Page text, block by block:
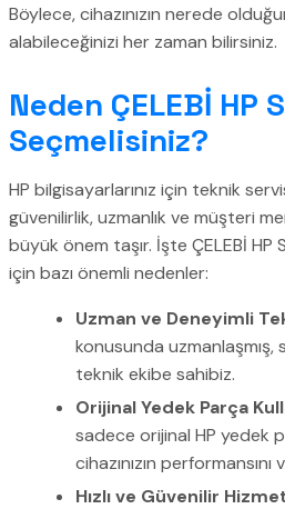
Böylece, cihazınızın nerede
alabileceğinizi her zaman bilirsiniz.
Neden ÇELEBİ HP
Seçmelisiniz?
HP bilgisayarlarınız için teknik
güvenilirlik, uzmanlık ve müşteri
büyük önem taşır. İşte ÇELEBİ HP
için bazı önemli nedenler:
Uzman ve Deneyimli
konusunda uzmanlaşmış,
teknik ekibe sahibiz.
Orijinal Yedek Parça
sadece orijinal HP yedek
cihazınızın
Hızlı ve Güvenilir